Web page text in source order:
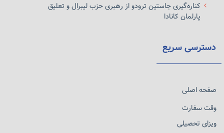
کناره‌گیری جاستین ترودو از رهبری حزب لیبرال و تعلیق
پارلمان کانادا
دسترسی سریع
صفحه اصلی
وقت سفارت
ویزای تحصیلی